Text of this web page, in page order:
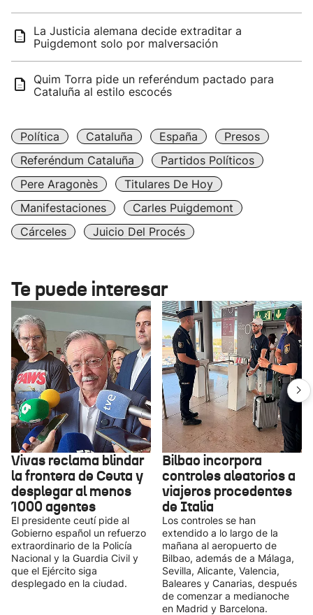
La Justicia alemana decide extraditar a
Puigdemont solo por malversación
Quim Torra pide un referéndum pactado para
Cataluña al estilo escocés
Política Cataluña España
Presos
Referéndum Cataluña
Partidos Políticos
Pere Aragonès
Titulares De Hoy
Manifestaciones
Carles Puigdemont
Cárceles
Juicio Del Procés
Te puede interesar
Vivas reclama blindar
la frontera de Ceuta y
desplegar al menos
1000 agentes
El presidente ceutí pide al
Gobierno español un refuerzo
extraordinario de la Policía
Nacional y la Guardia Civil y
que el Ejército siga
desplegado en la ciudad.
Bilbao incorpora
controles aleatorios a
viajeros procedentes
de Italia
Los controles se han
extendido a lo largo de la
mañana al aeropuerto de
Bilbao, además de a Málaga,
Sevilla, Alicante, Valencia,
Baleares y Canarias, después
de comenzar a medianoche
en Madrid y Barcelona.